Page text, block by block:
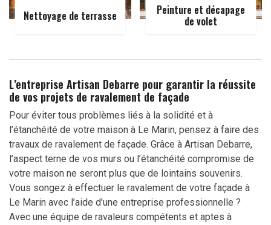
Nettoyage de terrasse Peinture et décapage
de volet
L’entreprise Artisan Debarre pour garantir la réussite
de vos projets de ravalement de façade
Pour éviter tous problèmes liés à la solidité et à
l’étanchéité de votre maison à Le Marin, pensez à faire des
travaux de ravalement de façade. Grâce à Artisan Debarre,
l’aspect terne de vos murs ou l’étanchéité compromise de
votre maison ne seront plus que de lointains souvenirs.
Vous songez à effectuer le ravalement de votre façade à
Le Marin avec l’aide d’une entreprise professionnelle ?
Avec une équipe de ravaleurs compétents et aptes à